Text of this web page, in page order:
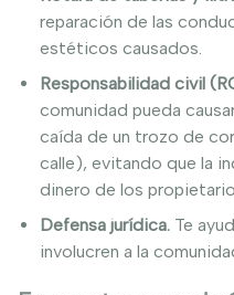
reparación de las
estéticos causados.
Responsabilidad civil
comunidad pueda
caída de un trozo de
calle), evitando que la
dinero de los
Defensa jurídica. Te
involucren a la